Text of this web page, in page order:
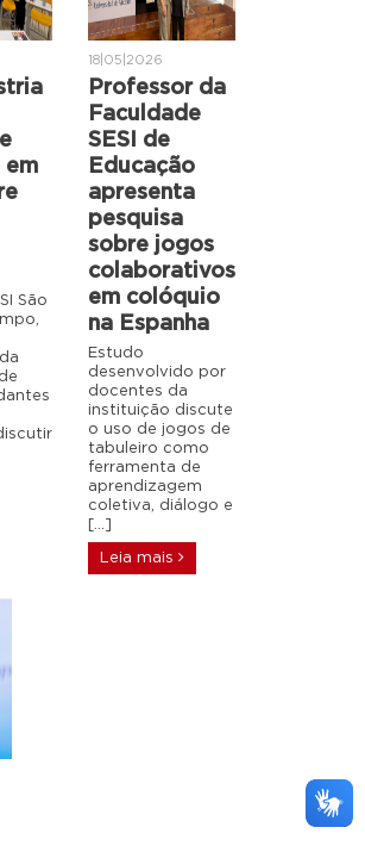
em
São
18|05|2026
Professor da
Faculdade
SESI de
Educação
apresenta
pesquisa
sobre jogos
colaborativos
em colóquio
na Espanha
Estudo
desenvolvido por
docentes da
instituição discute
o uso de jogos de
tabuleiro como
ferramenta de
aprendizagem
coletiva, diálogo e
[…]
Leia mais